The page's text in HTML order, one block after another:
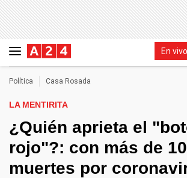
En vivo
Política Casa Rosada
LA MENTIRITA
¿Quién aprieta el
rojo"?: con más de
muertes por